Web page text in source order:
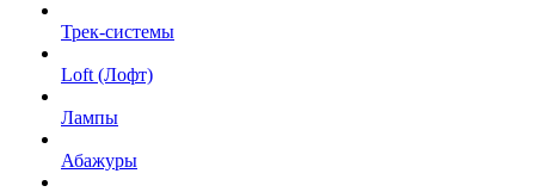
Трек-системы
Loft (Лофт)
Лампы
Абажуры